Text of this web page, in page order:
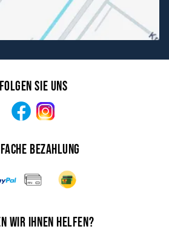
Folgen Sie uns
Facebook
Bezahlung
wir Ihnen helfen?